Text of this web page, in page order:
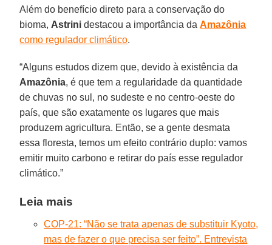
Além do benefício direto para a conservação do
bioma, Astrini destacou a importância daAmazônia
como regulador climático.
“Alguns estudos dizem que, devido à existência da
Amazônia, é que tem a regularidade da quantidade
de chuvas no sul, no sudeste e no centro-oeste do
país, que são exatamente os lugares que mais
produzem agricultura. Então, se a gente desmata
essa floresta, temos um efeito contrário duplo: vamos
emitir muito carbono e retirar do país esse regulador
climático.”
Leia mais
COP-21: “Não se trata apenas de substituir Kyoto,
mas de fazer o que precisa ser feito”. Entrevista